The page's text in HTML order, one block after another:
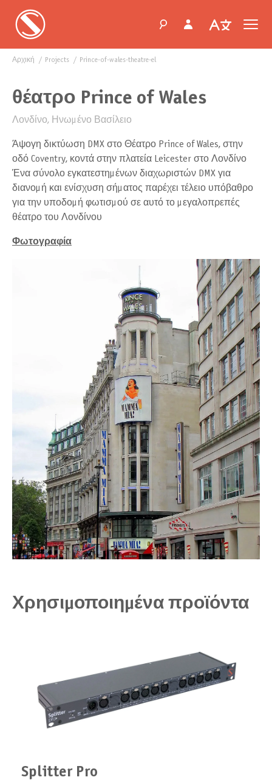
Αρχική projects prince-of-wales-theatre-el
θέατρο Prince of Wales
Λονδίνο, Ηνωμένο Βασίλειο
Άψογη δικτύωση DMX στο Θέατρο Prince of Wales, στην
οδό Coventry, κοντά στην πλατεία Leicester στο Λονδίνο
Ένα σύνολο εγκατεστημένων διαχωριστών DMX για
διανομή και ενίσχυση σήματος παρέχει τέλειο υπόβαθρο
για την υποδομή φωτισμού σε αυτό το μεγαλοπρεπές
θέατρο του Λονδίνου
Φωτογραφία
Χρησιμοποιημένα προϊόντα
Splitter Pro